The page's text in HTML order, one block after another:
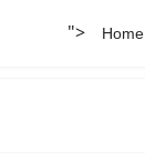
"> Home